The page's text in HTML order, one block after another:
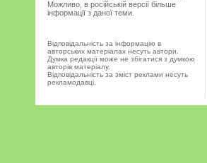
Можливо, в російській версії більше
інформації з даної теми.
Відповідальність за інформацію в
авторських матеріалах несуть автори.
Думка редакції може не збігатися з думкою
авторів матеріалу.
Відповідальність за зміст реклами несуть
рекламодавці.